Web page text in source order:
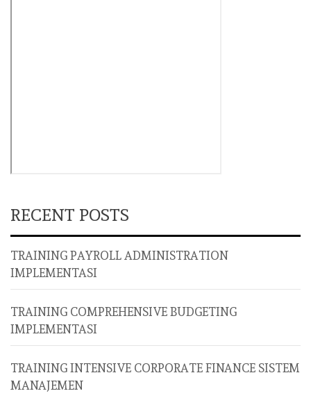
RECENT POSTS
TRAINING PAYROLL ADMINISTRATION
IMPLEMENTASI
TRAINING COMPREHENSIVE BUDGETING
IMPLEMENTASI
TRAINING INTENSIVE CORPORATE FINANCE SISTEM
MANAJEMEN